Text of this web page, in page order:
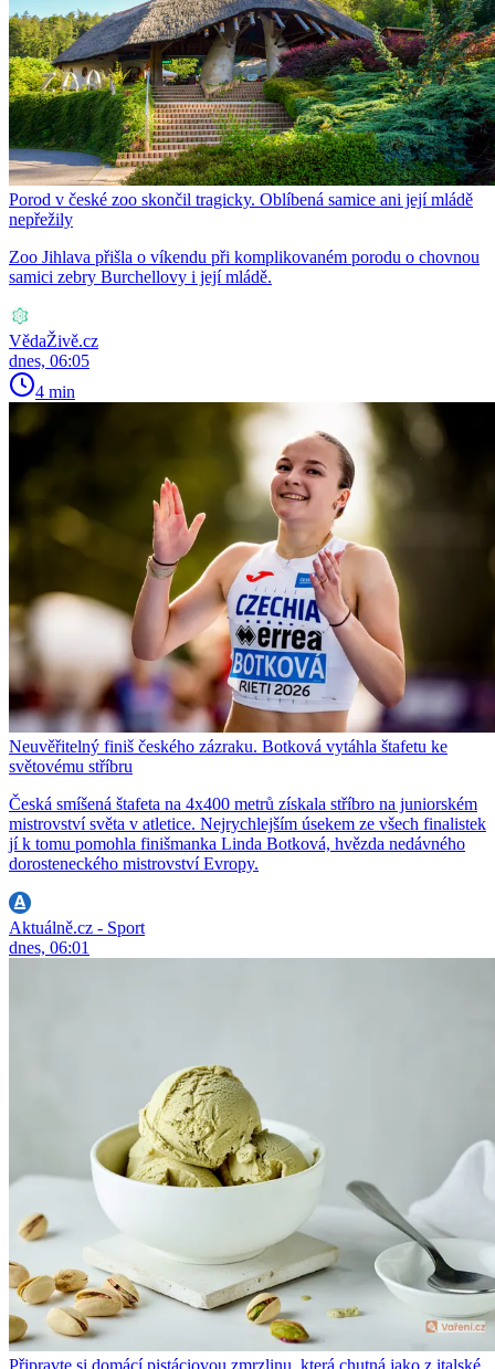
Porod v české zoo skončil tragicky. Oblíbená samice ani její mládě
nepřežily
Zoo Jihlava přišla o víkendu při komplikovaném porodu o chovnou
samici zebry Burchellovy i její mládě.
VědaŽivě.cz
dnes, 06:05
4 min
Neuvěřitelný finiš českého zázraku. Botková vytáhla štafetu ke
světovému stříbru
Česká smíšená štafeta na 4x400 metrů získala stříbro na juniorském
mistrovství světa v atletice. Nejrychlejším úsekem ze všech finalistek
jí k tomu pomohla finišmanka Linda Botková, hvězda nedávného
dorosteneckého mistrovství Evropy.
Aktuálně.cz - Sport
dnes, 06:01
Připravte si domácí pistáciovou zmrzlinu, která chutná jako z italské